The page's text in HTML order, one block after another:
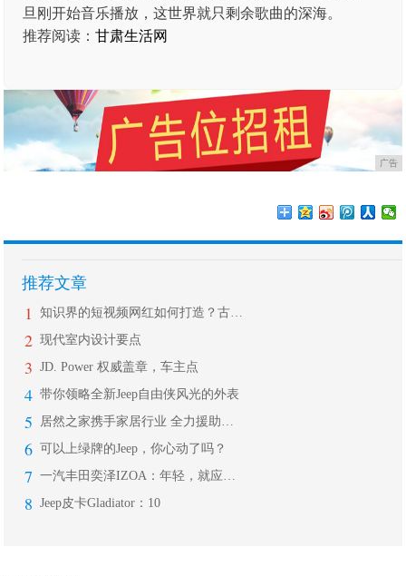
旦刚开始音乐播放，这世界就只剩余歌曲的深海。
推荐阅读：甘肃生活网
广告
推荐文章
1 知识界的短视频网红如何打造？古生物科
2 现代室内设计要点
3 JD. Power 权威盖章，车主点
4 带你领略全新Jeep自由侠风光的外表
5 居然之家携手家居行业 全力援助黄冈等
6 可以上绿牌的Jeep，你心动了吗？
7 一汽丰田奕泽IZOA：年轻，就应该真
8 Jeep皮卡Gladiator：10